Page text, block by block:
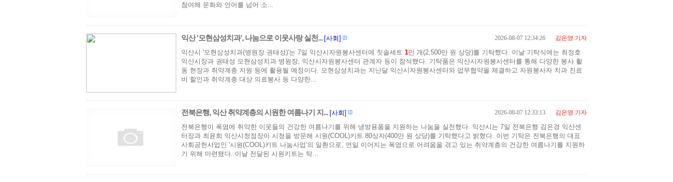
참여해 문화와 언어를 넘어 소...
익산 '모현삼성치과', 나눔으로 이웃사랑 실천... [사회] 2026-08-07 12:34:26 김은영 기자
익산시 '모현삼성치과(병원장 권태성)'는 7일 익산시자원봉사센터에 칫솔세트 1만 개(2,500만 원 상당)를 기탁했다. 이날 기탁식에는 최정호
익산시장과 권태성 모현삼성치과 병원장, 익산시자원봉사센터 관계자 등이 참석했다. 기탁품은 익산시자원봉사센터를 통해 다양한 봉사 활
동 현장과 취약계층 지원 등에 활용될 예정이다. 모현삼성치과는 지난달 익산시자원봉사센터와 업무협약을 체결하고 자원봉사자 치과 진료
비 할인과 취약계층 대상 의료봉사 등 다양한...
전북은행, 익산 취약계층의 시원한 여름나기 지... [사회] 2026-08-07 12:33:13 김은영 기자
전북은행이 폭염에 취약한 이웃들의 건강한 여름나기를 위해 냉방용품을 지원하는 나눔을 실천했다. 익산시는 7일 전북은행 김은경 익산센
터장과 최윤희 익산시청점장이 시청을 방문해 시원(COOL)키트 80상자(400만 원 상당)를 기탁했다고 밝혔다. 이번 기탁은 전북은행의 대표
사회공헌사업인 '시원(COOL)키트 나눔사업'의 일환으로, 연일 이어지는 폭염으로 어려움을 겪고 있는 취약계층의 건강한 여름나기를 지원하
기 위해 마련됐다. 이날 전달된 시원키트는 탁...